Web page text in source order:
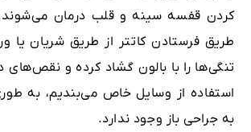
کردن قفسه سینه و قلب درمان
طریق فرستادن کاتتر از طریق شریان یا
تنگی‌ها را با بالون گشاد کرده و نقص‌های
استفاده از وسایل خاص می‌بندیم، به
به جراحی باز وجود ندارد.